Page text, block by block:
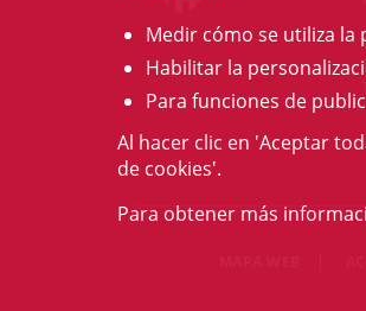
Medir cómo se utiliza la
Habilitar la
Para funciones de
Al hacer clic en 'Aceptar
de cookies'.
Para obtener más